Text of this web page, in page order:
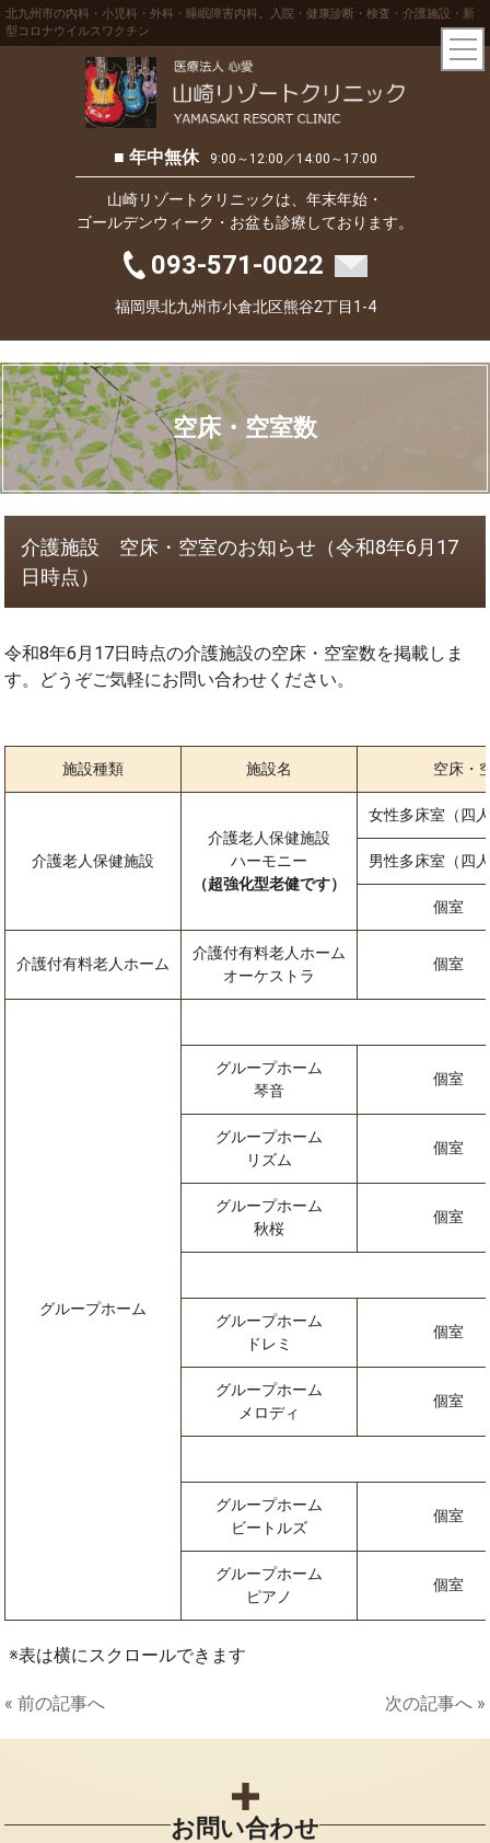
北九州市の内科・小児科・外科・睡眠障害内科。入院・健康診断・検査・介護施設・新
型コロナウイルスワクチン
■ 年中無休 9:00～12:00／14:00～17:00
山崎リゾートクリニックは、年末年始・
ゴールデンウィーク・お盆も診療しております。
093-571-0022
福岡県北九州市小倉北区熊谷2丁目1-4
空床・空室数
介護施設 空床・空室のお知らせ（令和8年6月17
日時点）
令和8年6月17日時点の介護施設の空床・空室数を掲載しま
す。どうぞご気軽にお問い合わせください。
施設種類 施設名 空床・
介護老人保健施設
介護老人保健施設
ハーモニー
（超強化型老健です）
女性多床室（四
男性多床室（四
個室
介護付有料老人ホーム
介護付有料老人ホーム
オーケストラ
個室
グループホーム
グループホーム
琴音
個室
グループホーム
リズム
個室
グループホーム
秋桜
個室
グループホーム
ドレミ
個室
グループホーム
メロディ
個室
グループホーム
ビートルズ
個室
グループホーム
ピアノ
個室
表は横にスクロールできます
« 前の記事へ 次の記事へ »
お問い合わせ